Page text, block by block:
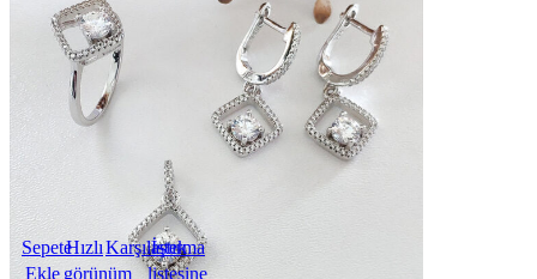
Sepete
Ekle
Hızlı
görünüm
Karşılaştırma
İstek
listesine